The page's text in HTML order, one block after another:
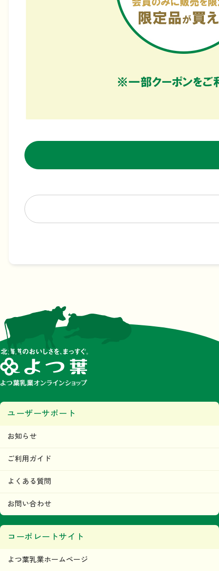
ユーザーサポート
お知らせ
ご利用ガイド
よくある質問
お問い合わせ
コーポレートサイト
よつ葉乳業ホームページ